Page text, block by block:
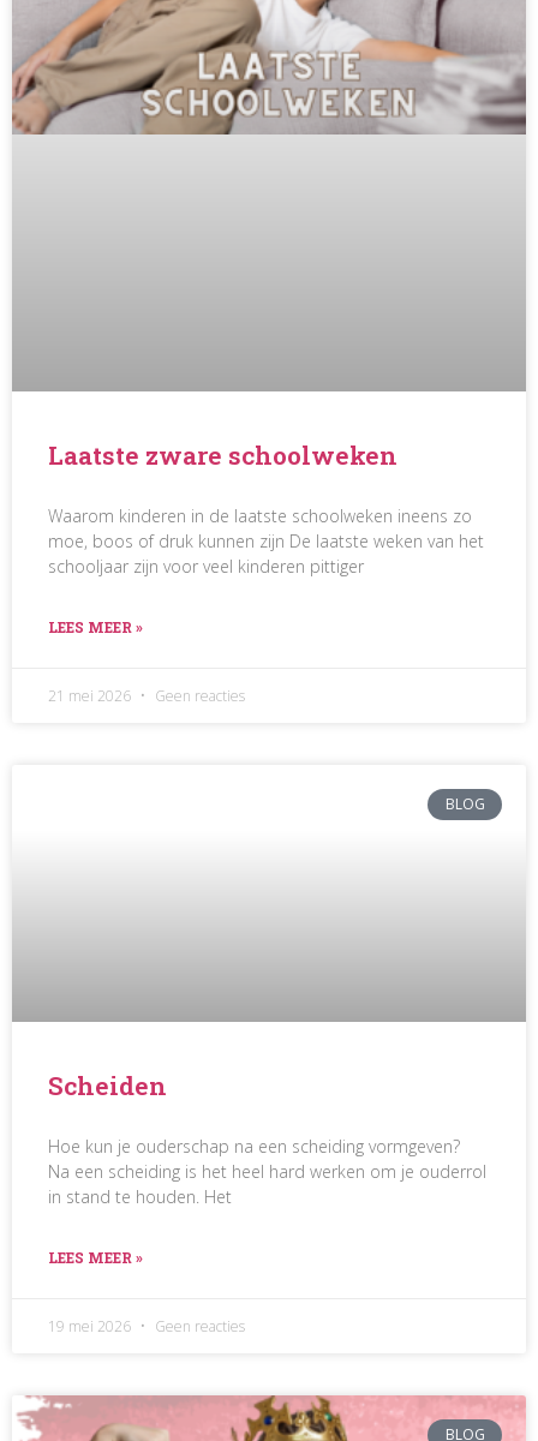
Laatste zware schoolweken
Waarom kinderen in de laatste schoolweken ineens zo
moe, boos of druk kunnen zijn De laatste weken van het
schooljaar zijn voor veel kinderen pittiger
LEES MEER »
21 mei 2026 Geen reacties
BLOG
Scheiden
Hoe kun je ouderschap na een scheiding vormgeven?
Na een scheiding is het heel hard werken om je ouderrol
in stand te houden. Het
LEES MEER »
19 mei 2026 Geen reacties
BLOG